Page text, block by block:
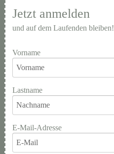
Jetzt anmelden
und auf dem Laufenden bleiben!
Vorname
Lastname
E-Mail-Adresse